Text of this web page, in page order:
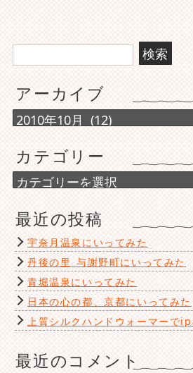
検
索:
アーカイブ
ア
ー
イ
ブ
カテゴリー
カ
テ
リ
ー
最近の投稿
宇奈月温泉にいってみた
丹後の里 与謝野町にいってみた
青堀温泉にいってみた
日本の心の都、京都にいってみた
上質シルクハンドウォーマーで
最近のコメント